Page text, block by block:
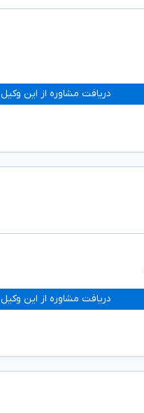
دریافت مشاوره از این وکیل
دریافت مشاوره از این وکیل